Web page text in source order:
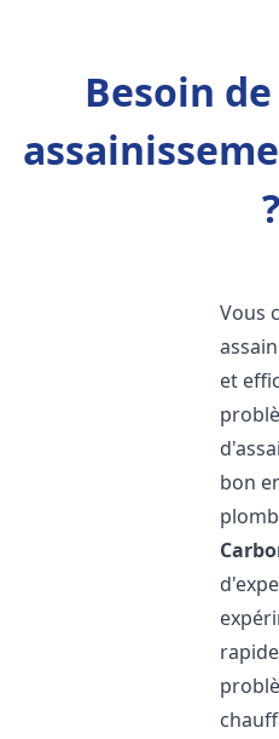
Besoin
?
Vous
et
bon